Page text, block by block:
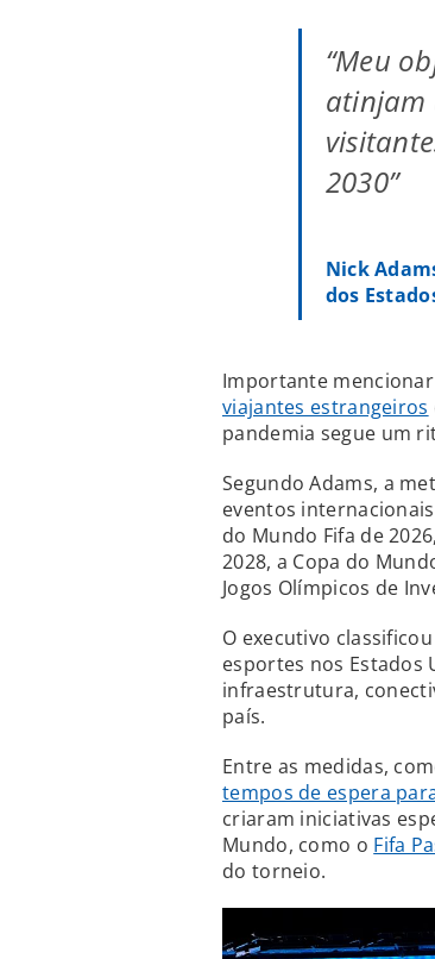
“Meu
atinjam
2030”
Nick
dos
Importante
viajantes estrangeiros
pandemia segue um
Segundo Adams, a
eventos
do Mundo Fifa de
2028, a Copa do
Jogos Olímpicos de
O executivo
esportes nos
infraestrutura,
país.
Entre as medidas,
tempos de espera
criaram iniciativas
Mundo, como o Fifa
do torneio.